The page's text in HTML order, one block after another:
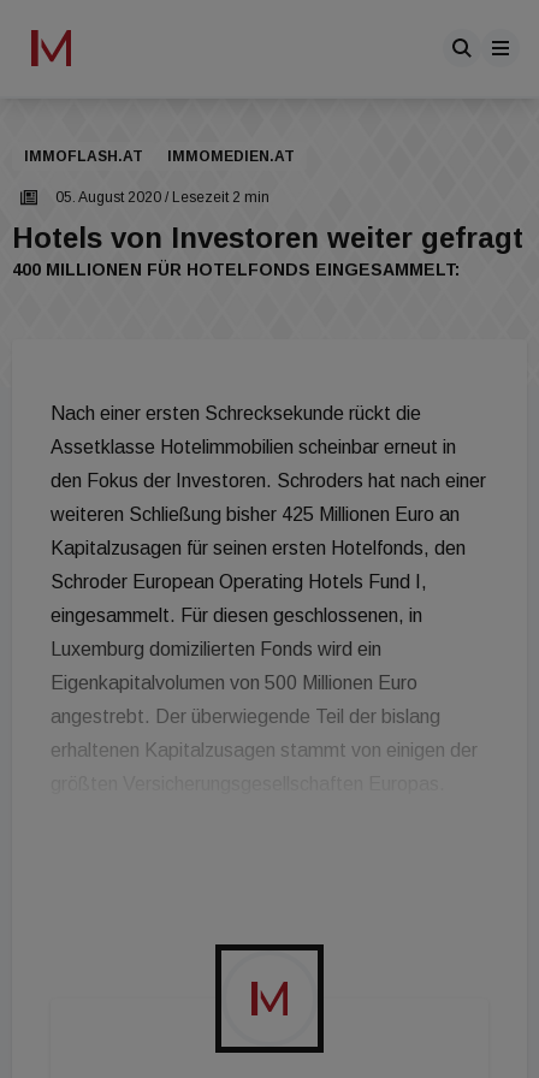
IMMOFLASH.AT IMMOMEDIEN.AT
05. August 2020 / Lesezeit 2 min
Hotels von Investoren weiter gefragt
400 MILLIONEN FÜR HOTELFONDS EINGESAMMELT:
Nach einer ersten Schrecksekunde rückt die
Assetklasse Hotelimmobilien scheinbar erneut in
den Fokus der Investoren. Schroders hat nach einer
weiteren Schließung bisher 425 Millionen Euro an
Kapitalzusagen für seinen ersten Hotelfonds, den
Schroder European Operating Hotels Fund I,
eingesammelt. Für diesen geschlossenen, in
Luxemburg domizilierten Fonds wird ein
Eigenkapitalvolumen von 500 Millionen Euro
angestrebt. Der überwiegende Teil der bislang
erhaltenen Kapitalzusagen stammt von einigen der
European Operating Hotel Fund I Hotelimmobilien
erworben, um sie eigenständig oder auf der
Grundlage eines Franchise- oder
Hotelmanagementvertrags zu betreiben. „Die